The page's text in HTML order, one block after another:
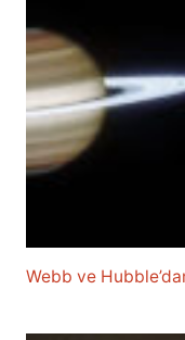
Webb ve